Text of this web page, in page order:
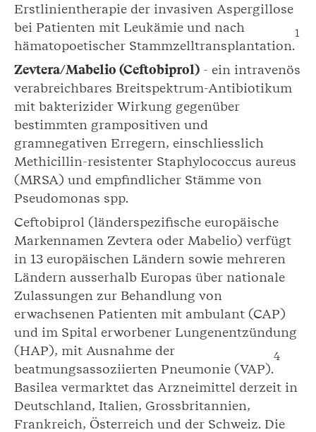
Erstlinientherapie der invasiven Aspergillose
bei Patienten mit Leukämie und nach
hämatopoetischer Stammzelltransplantation.
1
Zevtera/Mabelio (Ceftobiprol) - ein intravenös
verabreichbares Breitspektrum-Antibiotikum
mit bakterizider Wirkung gegenüber
bestimmten grampositiven und
gramnegativen Erregern, einschliesslich
Methicillin-resistenter Staphylococcus aureus
(MRSA) und empfindlicher Stämme von
Pseudomonas spp.
Ceftobiprol (länderspezifische europäische
Markennamen Zevtera oder Mabelio) verfügt
in 13 europäischen Ländern sowie mehreren
Ländern ausserhalb Europas über nationale
Zulassungen zur Behandlung von
erwachsenen Patienten mit ambulant (CAP)
und im Spital erworbener Lungenentzündung
(HAP), mit Ausnahme der
beatmungsassoziierten Pneumonie (VAP).
4
Basilea vermarktet das Arzneimittel derzeit in
Deutschland, Italien, Grossbritannien,
Frankreich, Österreich und der Schweiz. Die